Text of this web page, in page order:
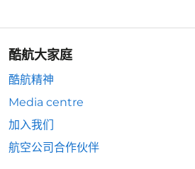
酷航大家庭
酷航精神
Media centre
加入我们
航空公司合作伙伴